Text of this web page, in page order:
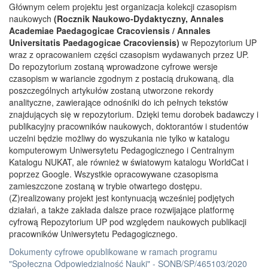
Głównym celem projektu jest organizacja kolekcji czasopism
naukowych (Rocznik Naukowo-Dydaktyczny, Annales
Academiae Paedagogicae Cracoviensis / Annales
Universitatis Paedagogicae Cracoviensis) w Repozytorium UP
wraz z opracowaniem części czasopism wydawanych przez UP.
Do repozytorium zostaną wprowadzone cyfrowe wersje
czasopism w wariancie zgodnym z postacią drukowaną, dla
poszczególnych artykułów zostaną utworzone rekordy
analityczne, zawierające odnośniki do ich pełnych tekstów
znajdujących się w repozytorium. Dzięki temu dorobek badawczy i
publikacyjny pracowników naukowych, doktorantów i studentów
uczelni będzie możliwy do wyszukania nie tylko w katalogu
komputerowym Uniwersytetu Pedagogicznego i Centralnym
Katalogu NUKAT, ale również w światowym katalogu WorldCat i
poprzez Google. Wszystkie opracowywane czasopisma
zamieszczone zostaną w trybie otwartego dostępu.
(Z)realizowany projekt jest kontynuacją wcześniej podjętych
działań, a także zakłada dalsze prace rozwijające platformę
cyfrową Repozytorium UP pod względem naukowych publikacji
pracowników Uniwersytetu Pedagogicznego.
Dokumenty cyfrowe opublikowane w ramach programu
"Społeczna Odpowiedzialność Nauki" - SONB/SP/465103/2020